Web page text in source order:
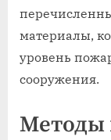
материалы,
уровень
сооружения.
Методы